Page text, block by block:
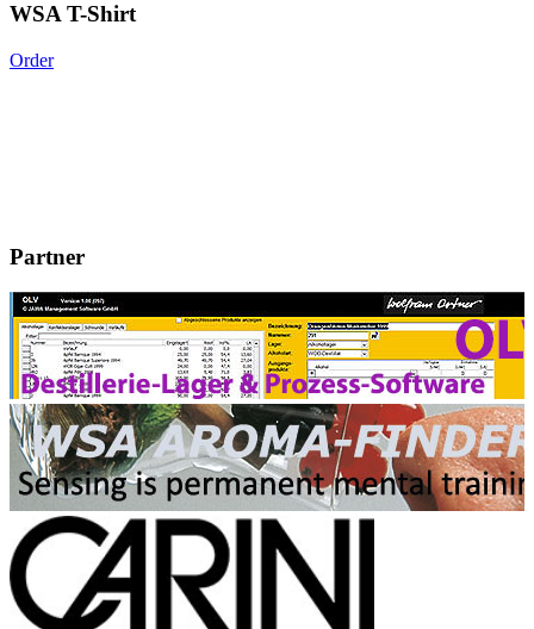
WSA T-Shirt
Order
Partner